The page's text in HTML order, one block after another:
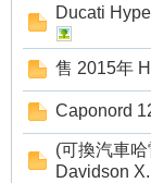
Ducati
售 2015年
Caponord
(可換汽車
Davidson